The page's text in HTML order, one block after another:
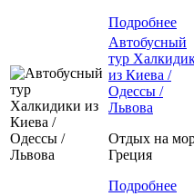
Подробнее
Автобусный
тур
из Киева /
Одессы /
Львова
Отдых на
Греция
Подробнее